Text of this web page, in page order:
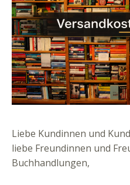
Liebe Kundinnen und
liebe Freundinnen und
Buchhandlungen,